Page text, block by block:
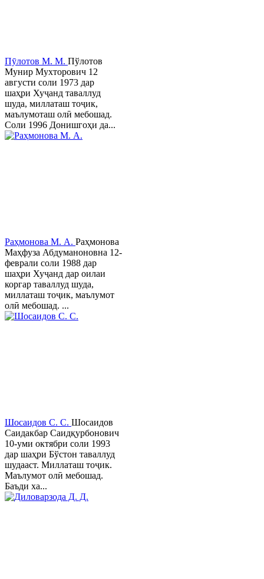
Пӯлотов М. М. Пўлотов
Мунир Мухторович 12
августи соли 1973 дар
шаҳри Хуҷанд таваллуд
шуда, миллаташ тоҷик,
маълумоташ олӣ мебошад.
Соли 1996 Донишгоҳи да...
Раҳмонова М. А. Раҳмонова
Маҳфуза Абдуманоновна 12-
феврали соли 1988 дар
шаҳри Хуҷанд дар оилаи
коргар таваллуд шуда,
миллаташ тоҷик, маълумот
олӣ мебошад. ...
Шосаидов С. С. Шосаидов
Саидакбар Саидқурбонович
10-уми октябри соли 1993
дар шаҳри Бўстон таваллуд
шудааст. Миллаташ тоҷик.
Маълумот олӣ мебошад.
Баъди ха...